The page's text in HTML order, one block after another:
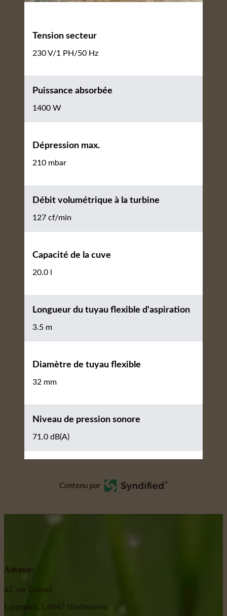
Tension secteur
230 V/1 PH/50 Hz
Puissance absorbée
1400 W
Dépression max.
210 mbar
Débit volumétrique à la turbine
127 cf/min
Capacité de la cuve
20.0 l
Longueur du tuyau flexible d'aspiration
3.5 m
Diamètre de tuyau flexible
32 mm
Niveau de pression sonore
71.0 dB(A)
Contenu par
Adresse:
42, rue Gabriel
Lippmann, L-6947 Niederanven